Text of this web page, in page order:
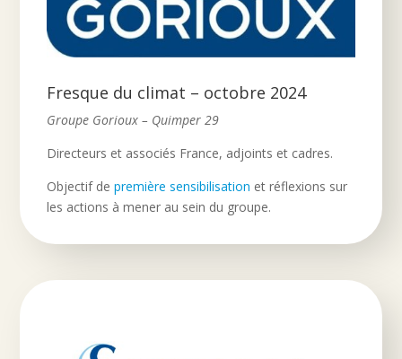
Fresque du climat – octobre 2024
Groupe Gorioux – Quimper 29
Directeurs et associés France, adjoints et cadres.
Objectif depremière sensibilisation et réflexions sur
les actions à mener au sein du groupe.